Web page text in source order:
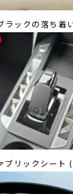
ックの落ち着
ブリックシート